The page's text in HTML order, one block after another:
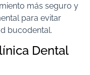
más seguro y
para evitar
bucodental.
Dental